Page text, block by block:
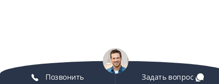
Позвонить Задать вопрос